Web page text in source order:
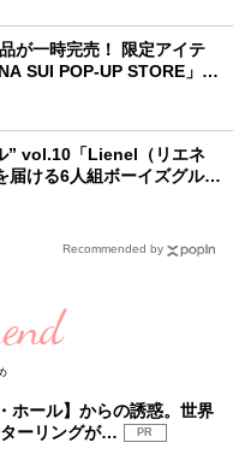
が一時完売！ 限定アイテ
SUI POP-UP STORE」が
” vol.10「Lienel（リエネ
ける6人組ボーイズグルー
Recommended by
ホール】からの誘惑。世界
ーリングが…
PR